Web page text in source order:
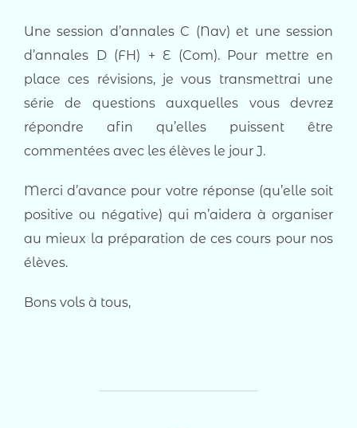
Une session d’annales C (Nav) et une session
d’annales D (FH) + E (Com). Pour mettre en
place ces révisions, je vous transmettrai une
série de questions auxquelles vous devrez
répondre afin qu’elles puissent être
commentées avec les élèves le jour J.
Merci d’avance pour votre réponse (qu’elle soit
positive ou négative) qui m’aidera à organiser
au mieux la préparation de ces cours pour nos
élèves.
Bons vols à tous,